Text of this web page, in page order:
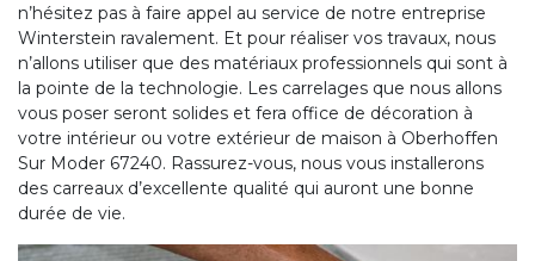
n’hésitez pas à faire appel au service de notre entreprise
Winterstein ravalement. Et pour réaliser vos travaux, nous
n’allons utiliser que des matériaux professionnels qui sont à
la pointe de la technologie. Les carrelages que nous allons
vous poser seront solides et fera office de décoration à
votre intérieur ou votre extérieur de maison à Oberhoffen
Sur Moder 67240. Rassurez-vous, nous vous installerons
des carreaux d’excellente qualité qui auront une bonne
durée de vie.